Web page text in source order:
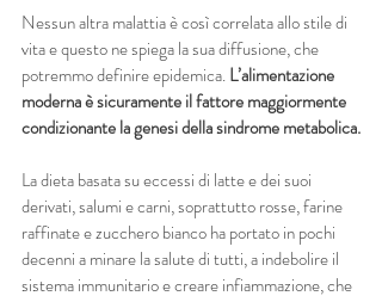
Nessun altra malattia è così correlata allo stile di
vita e questo ne spiega la sua diffusione, che
potremmo definire epidemica. L’alimentazione
moderna è sicuramente il fattore maggiormente
condizionante la genesi della sindrome metabolica.
La dieta basata su eccessi di latte e dei suoi
derivati, salumi e carni, soprattutto rosse, farine
raffinate e zucchero bianco ha portato in pochi
decenni a minare la salute di tutti, a indebolire il
sistema immunitario e creare infiammazione, che